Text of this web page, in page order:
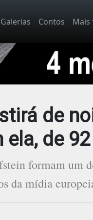
Galerias Contos Mais
de
ela, de 92
formam um
da mídia